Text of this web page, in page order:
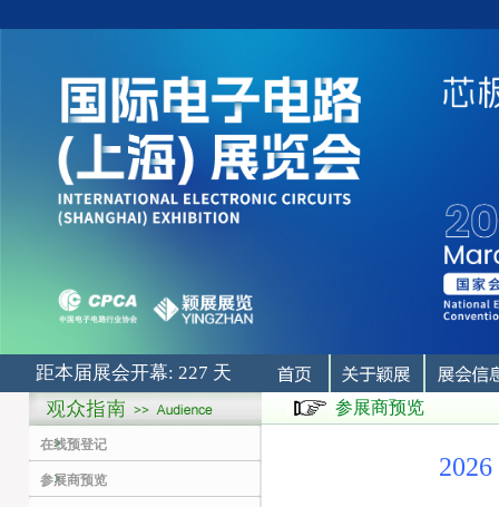
距本届展会开幕: 227 天
在线预登记
参展商预览
参展商预览